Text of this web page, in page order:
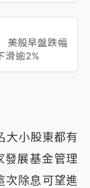
美股早盤跌幅
滑逾2%
大小股東都有
發展基金管理
次除息可望進